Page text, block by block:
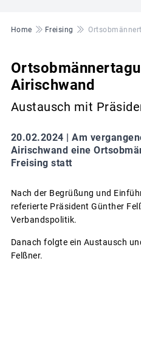
Pfadnavigation
Home Freising
Airischwand
Austausch mit
20.02.2024 | Am
Airischwand eine
Freising statt
Nach der Begrüßung und
referierte Präsident Günther
Verbandspolitik.
Danach folgte ein Austausch
Felßner.